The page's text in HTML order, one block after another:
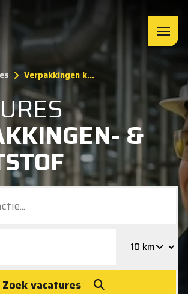
Verpakkingen k...
&
Zoek vacatures